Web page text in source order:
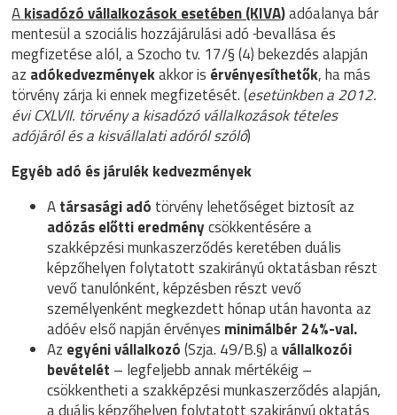
Akisadózó vállalkozások esetében (KIVA)adóalanya bár
mentesül a szociális hozzájárulási adóbevallása és
megfizetése alól, a Szocho tv. 17/§ (4) bekezdés alapján
az adókedvezményekakkor is érvényesíthetők, ha más
törvény zárja ki ennek megfizetését. (esetünkben a 2012.
évi CXLVII. törvény a kisadózó vállalkozások tételes
adójáról és a kisvállalati adóról szóló)
Egyéb adó és járulék kedvezmények
Atársasági adó törvény lehetőséget biztosít az
adózás előtti eredménycsökkentésére a
szakképzési munkaszerződés keretében duális
képzőhelyen folytatott szakirányú oktatásban részt
vevő tanulónként, képzésben részt vevő
személyenként megkezdett hónap után havonta az
adóév első napján érvényes minimálbér 24%-val.
Az egyéni vállalkozó(Szja. 49/B.§) avállalkozói
bevételét – legfeljebb annak mértékéig –
csökkentheti a szakképzési munkaszerződés alapján,